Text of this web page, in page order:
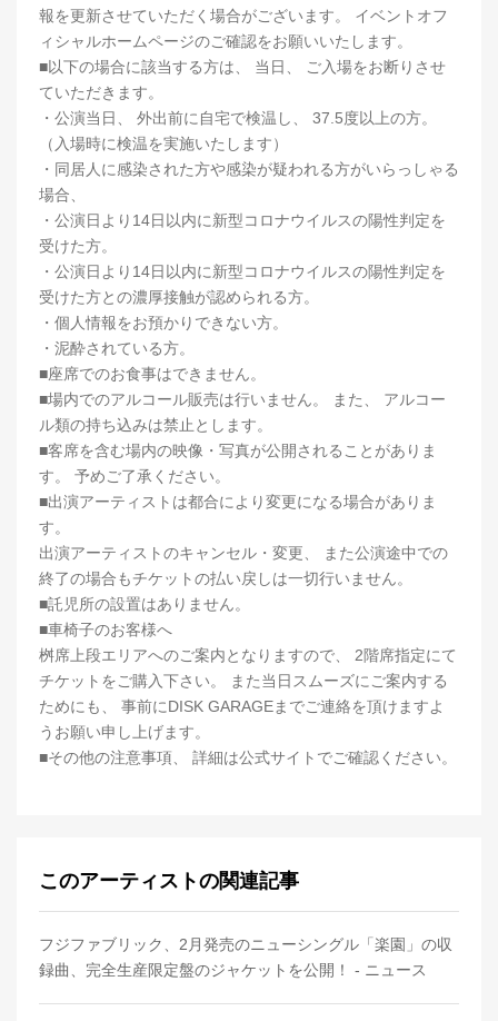
報を更新させていただく場合がございます。 イベントオフ
ィシャルホームページのご確認をお願いいたします。
■以下の場合に該当する方は、 当日、 ご入場をお断りさせ
ていただきます。
・公演当日、 外出前に自宅で検温し、 37.5度以上の方。
（入場時に検温を実施いたします）
・同居人に感染された方や感染が疑われる方がいらっしゃる
場合、
・公演日より14日以内に新型コロナウイルスの陽性判定を
受けた方。
・公演日より14日以内に新型コロナウイルスの陽性判定を
受けた方との濃厚接触が認められる方。
・個人情報をお預かりできない方。
・泥酔されている方。
■座席でのお食事はできません。
■場内でのアルコール販売は行いません。 また、 アルコー
ル類の持ち込みは禁止とします。
■客席を含む場内の映像・写真が公開されることがありま
す。 予めご了承ください。
■出演アーティストは都合により変更になる場合がありま
す。
出演アーティストのキャンセル・変更、 また公演途中での
終了の場合もチケットの払い戻しは一切行いません。
■託児所の設置はありません。
■車椅子のお客様へ
桝席上段エリアへのご案内となりますので、 2階席指定にて
チケットをご購入下さい。 また当日スムーズにご案内する
ためにも、 事前にDISK GARAGEまでご連絡を頂けますよ
うお願い申し上げます。
■その他の注意事項、 詳細は公式サイトでご確認ください。
このアーティストの関連記事
フジファブリック、2月発売のニューシングル「楽園」の収
録曲、完全生産限定盤のジャケットを公開！ - ニュース